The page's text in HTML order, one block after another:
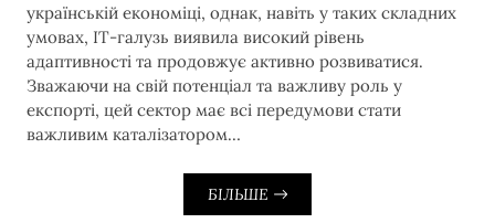
українській економіці, однак, навіть у таких складних
умовах, ІТ-галузь виявила високий рівень
адаптивності та продовжує активно розвиватися.
Зважаючи на свій потенціал та важливу роль у
експорті, цей сектор має всі передумови стати
важливим каталізатором…
БІЛЬШЕ